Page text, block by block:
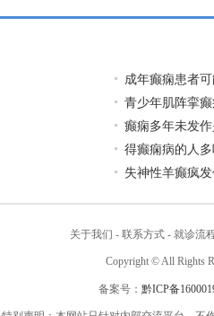
成年癫痫患者
青少年肌阵挛
癫痫多年未发
得癫痫病的人
失神性羊癫疯
关于我们 - 联系方式 - 就诊流
Copyright © All Rights
备案号： 黔ICP备